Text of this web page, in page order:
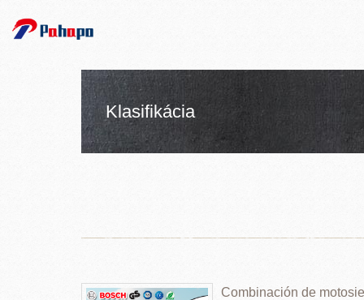
Klasifikácia
Combinación de